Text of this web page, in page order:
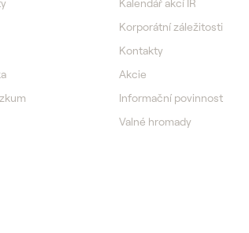
Kalendář akcí IR
Korporátní záležitosti
Kontakty
Akcie
Informační povinnost
Valné hromady